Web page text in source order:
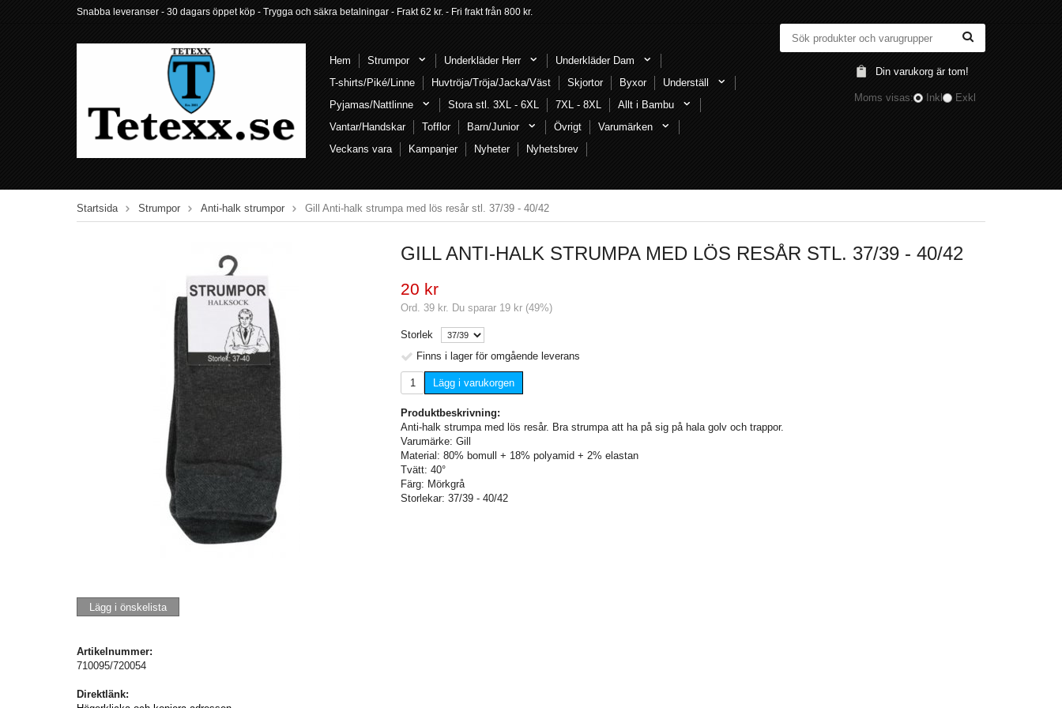
Snabba leveranser - 30 dagars öppet köp - Trygga och säkra betalningar - Frakt 62 kr. - Fri frakt från 800 kr.
Hem Strumpor Underkläder Herr
Underkläder Dam
T-shirts/Piké/Linne
Huvtröja/Tröja/Jacka/Väst Skjortor Byxor
Underställ
Pyjamas/Nattlinne
Stora stl. 3XL - 6XL 7XL - 8XL
Allt i Bambu
Vantar/Handskar
Tofflor Barn/Junior Övrigt
Varumärken
Veckans vara
Kampanjer Nyheter Nyhetsbrev
Din varukorg är tom!
Moms visas: Inkl Exkl
Startsida Strumpor Anti-halk strumpor Gill Anti-halk strumpa med lös resår stl. 37/39 - 40/42
GILL ANTI-HALK STRUMPA MED LÖS RESÅR STL. 37/39 - 40/42
20 kr
Ord. 39 kr. Du sparar 19 kr (49%)
Storlek
Finns i lager för omgående leverans
Lägg i varukorgen
Produktbeskrivning:
Anti-halk strumpa med lös resår. Bra strumpa att ha på sig på hala golv och trappor.
Varumärke: Gill
Material: 80% bomull + 18% polyamid + 2% elastan
Tvätt: 40°
Färg: Mörkgrå
Storlekar: 37/39 - 40/42
Lägg i önskelista
Artikelnummer:
710095/720054
Direktlänk: